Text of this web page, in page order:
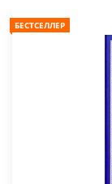
БЕСТСЕЛЛЕР